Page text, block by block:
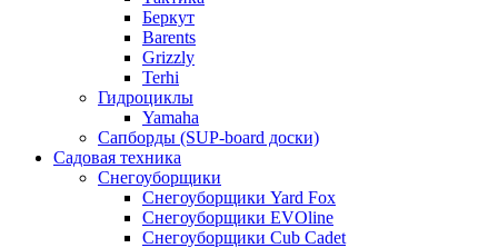
Беркут
Barents
Grizzly
Terhi
Гидроциклы
Yamaha
Сапборды (SUP-board доски)
Садовая техника
Снегоуборщики
Снегоуборщики Yard Fox
Снегоуборщики EVOline
Снегоуборщики Cub Cadet